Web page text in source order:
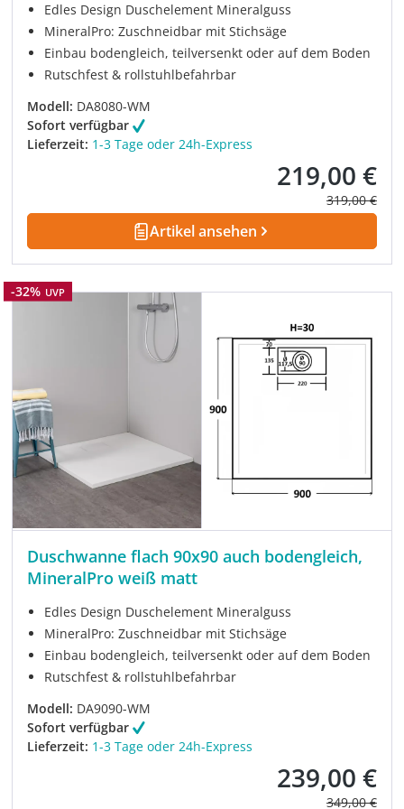
Edles Design Duschelement Mineralguss
MineralPro: Zuschneidbar mit Stichsäge
Einbau bodengleich, teilversenkt oder auf dem Boden
Rutschfest & rollstuhlbefahrbar
Modell: DA8080-WM
Sofort verfügbar
Lieferzeit: 1-3 Tage oder 24h-Express
Verkaufspreis:
219,00 €
Regulärer
319,00 €
Artikel ansehen
Rabatt
-32% UVP
Duschwanne flach 90x90 auch bodengleich,
MineralPro weiß matt
Edles Design Duschelement Mineralguss
MineralPro: Zuschneidbar mit Stichsäge
Einbau bodengleich, teilversenkt oder auf dem Boden
Rutschfest & rollstuhlbefahrbar
Modell: DA9090-WM
Sofort verfügbar
Lieferzeit: 1-3 Tage oder 24h-Express
Verkaufspreis:
239,00 €
Regulärer
349,00 €